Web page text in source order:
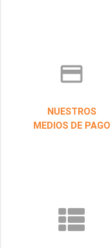
credit_card
NUESTROS
MEDIOS DE PAGO